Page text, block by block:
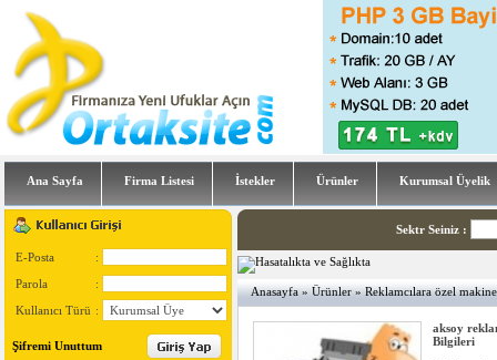
Ana Sayfa Firma Listesi İstekler Ürünler Kurumsal Üyelik
E-Posta :
Parola :
Kullanıcı Türü :
Şifremi Unuttum
Sektr Seiniz :
Anasayfa»Ürünler» Reklamcılara özel
aksoy
Bilgileri